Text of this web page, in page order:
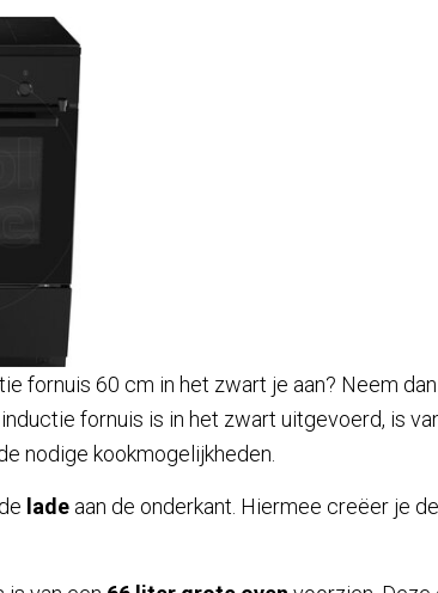
fornuis 60 cm in het zwart je aan? Neem
fornuis is in het zwart uitgevoerd, is
nodige kookmogelijkheden.
lade aan de onderkant. Hiermee creëer je